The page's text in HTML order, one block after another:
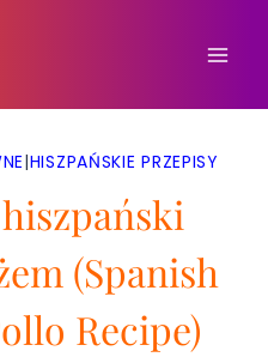
|HISZPAŃSKIE PRZEPISY
(Spanish
Recipe)